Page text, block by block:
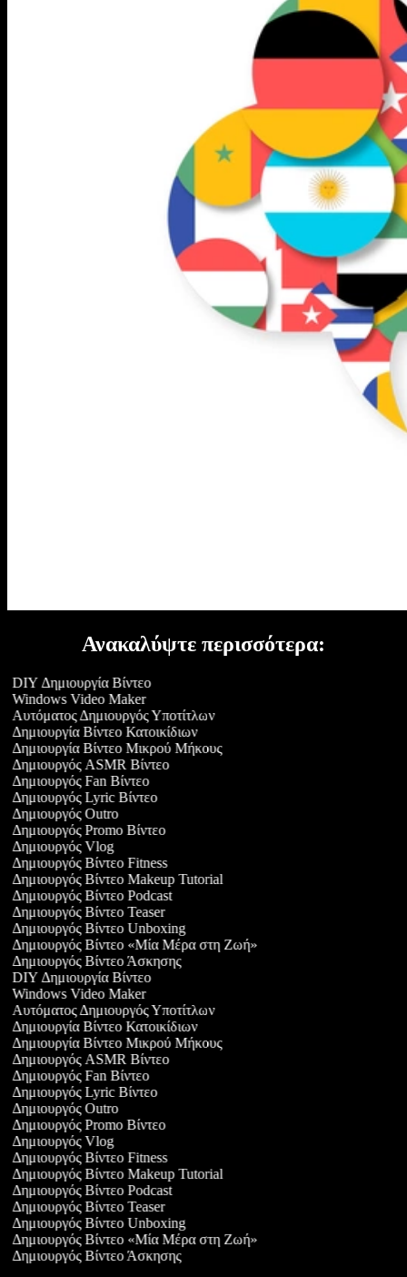
Ανακαλύψτε περισσότερα:
DIY Δημιουργία Βίντεο
Windows Video Maker
Αυτόματος Δημιουργός Υποτίτλων
Δημιουργία Βίντεο Κατοικίδιων
Δημιουργία Βίντεο Μικρού Μήκους
Δημιουργός ASMR Βίντεο
Δημιουργός Fan Βίντεο
Δημιουργός Lyric Βίντεο
Δημιουργός Outro
Δημιουργός Promo Βίντεο
Δημιουργός Vlog
Δημιουργός Βίντεο Fitness
Δημιουργός Βίντεο Makeup Tutorial
Δημιουργός Βίντεο Podcast
Δημιουργός Βίντεο Teaser
Δημιουργός Βίντεο Unboxing
Δημιουργός Βίντεο «Μία Μέρα στη Ζωή»
Δημιουργός Βίντεο Άσκησης
DIY Δημιουργία Βίντεο
Windows Video Maker
Αυτόματος Δημιουργός Υποτίτλων
Δημιουργία Βίντεο Κατοικίδιων
Δημιουργία Βίντεο Μικρού Μήκους
Δημιουργός ASMR Βίντεο
Δημιουργός Fan Βίντεο
Δημιουργός Lyric Βίντεο
Δημιουργός Outro
Δημιουργός Promo Βίντεο
Δημιουργός Vlog
Δημιουργός Βίντεο Fitness
Δημιουργός Βίντεο Makeup Tutorial
Δημιουργός Βίντεο Podcast
Δημιουργός Βίντεο Teaser
Δημιουργός Βίντεο Unboxing
Δημιουργός Βίντεο «Μία Μέρα στη Ζωή»
Δημιουργός Βίντεο Άσκησης